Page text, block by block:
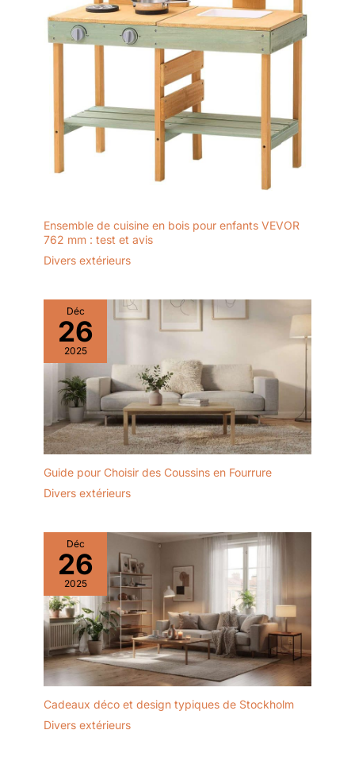
Ensemble de cuisine en bois pour enfants VEVOR
762 mm : test et avis
Divers extérieurs
Déc
26
2025
Guide pour Choisir des Coussins en Fourrure
Divers extérieurs
Déc
26
2025
Cadeaux déco et design typiques de Stockholm
Divers extérieurs